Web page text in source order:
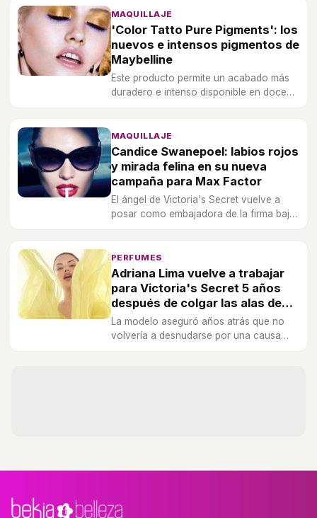
MAQUILLAJE
'Color Tatto Pure Pigments': los
nuevos e intensos pigmentos de
Maybelline
Este producto permite un acabado más
duradero e intenso disponible en doce
MAQUILLAJE
Candice Swanepoel: labios rojos
y mirada felina en su nueva
campaña para Max Factor
El ángel de Victoria's Secret vuelve a
posar como embajadora de la firma bajo
PERFUMES
Adriana Lima vuelve a trabajar
para Victoria's Secret 5 años
después de colgar las alas de
ángel
La modelo aseguró años atrás que no
volvería a desnudarse por una causa